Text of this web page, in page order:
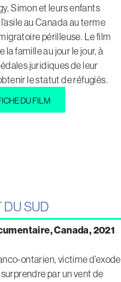
Simon et leurs enfants
au Canada au terme
périlleuse. Le film
la famille au jour le jour, à
juridiques de leur
le statut de réfugiés.
DU FILM
DU SUD
Canada, 2021
ontarien, victime d’exode
par un vent de